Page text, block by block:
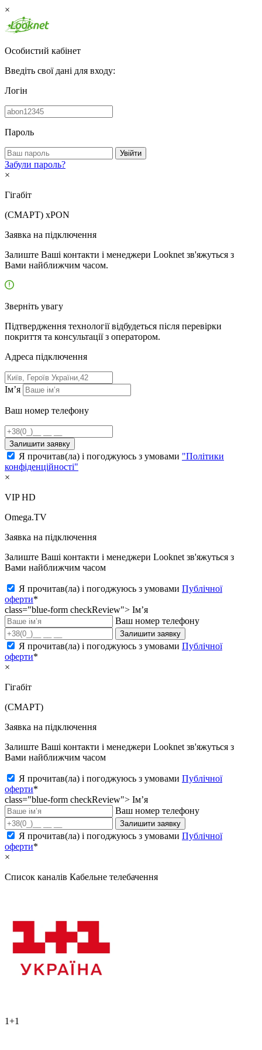
×
Особистий кабінет
Введіть свої дані для входу:
Логін
Пароль
Увійти
Забули пароль?
×
Гігабіт
(СМАРТ) xPON
Заявка на підключення
Залиште Ваші контакти і менеджери Looknet зв'яжуться з
Вами найближчим часом.
Зверніть увагу
Підтвердження технології відбудеться після перевірки
покриття та консультації з оператором.
Адресa підключення
Ім’я
Ваш номер телефону
Залишити заявку
Я прочитав(ла) і погоджуюсь з умовами "Політики
конфіденційності"
×
VIP HD
Omega.TV
Заявка на підключення
Залиште Ваші контакти і менеджери Looknet зв'яжуться з
Вами найближчим часом
Я прочитав(ла) і погоджуюсь з умовами Публічної
оферти*
class="blue-form checkReview"> Ім’я
Ваш номер телефону
Залишити заявку
Я прочитав(ла) і погоджуюсь з умовами Публічної
оферти*
×
Гігабіт
(СМАРТ)
Заявка на підключення
Залиште Ваші контакти і менеджери Looknet зв'яжуться з
Вами найближчим часом
Я прочитав(ла) і погоджуюсь з умовами Публічної
оферти*
class="blue-form checkReview"> Ім’я
Ваш номер телефону
Залишити заявку
Я прочитав(ла) і погоджуюсь з умовами Публічної
оферти*
×
Список каналів Кабельне телебачення
1+1